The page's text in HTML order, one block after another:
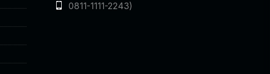
0811-1111-2243)